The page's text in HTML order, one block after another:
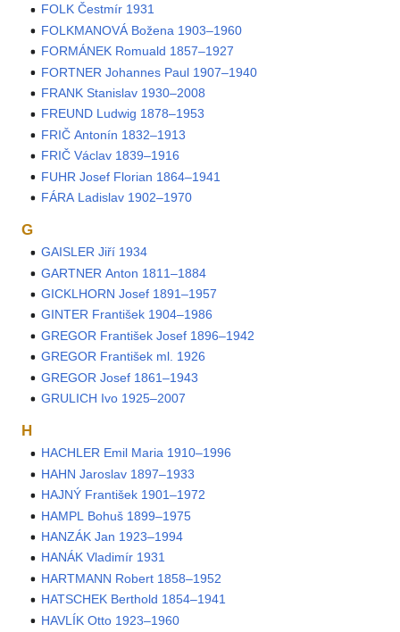
FOLK Čestmír 1931
FOLKMANOVÁ Božena 1903–1960
FORMÁNEK Romuald 1857–1927
FORTNER Johannes Paul 1907–1940
FRANK Stanislav 1930–2008
FREUND Ludwig 1878–1953
FRIČ Antonín 1832–1913
FRIČ Václav 1839–1916
FUHR Josef Florian 1864–1941
FÁRA Ladislav 1902–1970
G
GAISLER Jiří 1934
GARTNER Anton 1811–1884
GICKLHORN Josef 1891–1957
GINTER František 1904–1986
GREGOR František Josef 1896–1942
GREGOR František ml. 1926
GREGOR Josef 1861–1943
GRULICH Ivo 1925–2007
H
HACHLER Emil Maria 1910–1996
HAHN Jaroslav 1897–1933
HAJNÝ František 1901–1972
HAMPL Bohuš 1899–1975
HANZÁK Jan 1923–1994
HANÁK Vladimír 1931
HARTMANN Robert 1858–1952
HATSCHEK Berthold 1854–1941
HAVLÍK Otto 1923–1960